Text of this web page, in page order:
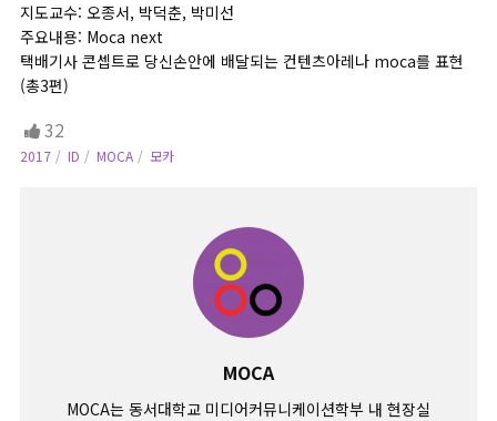
지도교수: 오종서, 박덕춘, 박미선
주요내용: Moca next
택배기사 콘셉트로 당신손안에 배달되는 컨텐츠아레나 moca를 표현
(총3편)
32
2017 ID MOCA 모카
MOCA
MOCA는 동서대학교 미디어커뮤니케이션학부 내 현장실